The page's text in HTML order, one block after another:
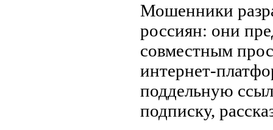
Мошенники
россиян: они
совместным
интернет-
поддельную
подписку,